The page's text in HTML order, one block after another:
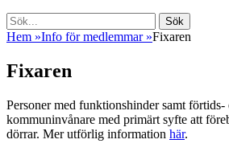
Sök
Sök
efter:
Hem »Info för medlemmar »Fixaren
Fixaren
Personer med funktionshinder samt
kommuninvånare med primärt syfte att
dörrar. Mer utförlig information här.